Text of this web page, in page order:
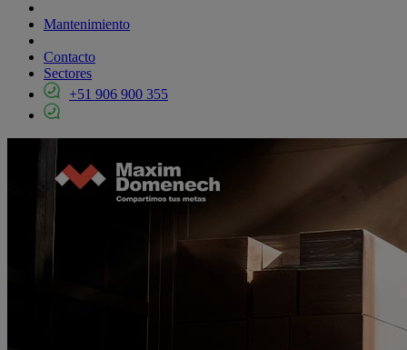
Mantenimiento
Contacto
Sectores
+51 906 900 355